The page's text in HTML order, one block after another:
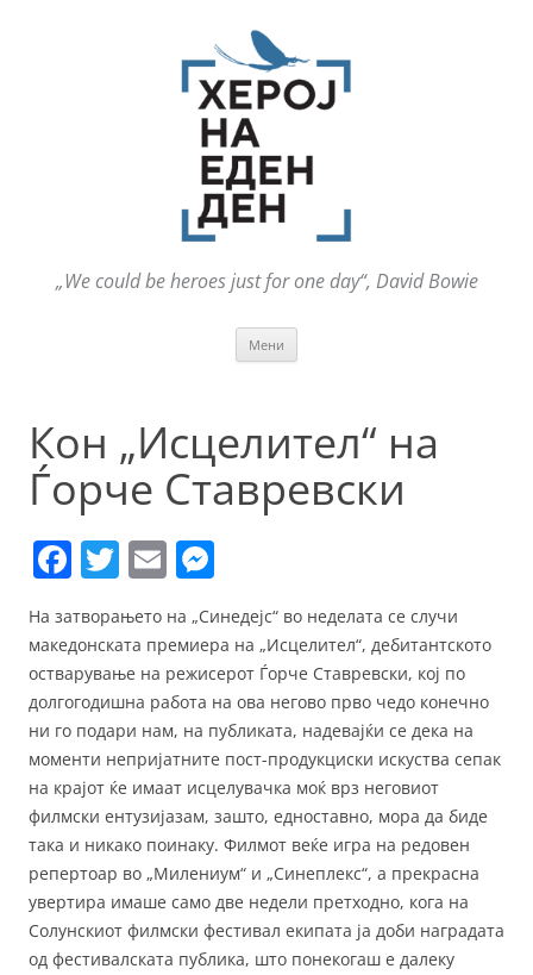
„We could be heroes just for one day“, David Bowie
Мени
Кон „Исцелител“ на
Ѓорче Ставревски
F
c
e
b
o
o
k
T
itt
er
E
ai
l
ss
e
n
g
er
На затворањето на „Синедејс“ во неделата се случи
македонската премиера на „Исцелител“, дебитантското
остварување на режисерот Ѓорче Ставревски, кој по
долгогодишна работа на ова негово прво чедо конечно
ни го подари нам, на публиката, надевајќи се дека на
моменти непријатните пост-продукциски искуства сепак
на крајот ќе имаат исцелувачка моќ врз неговиот
филмски ентузијазам, зашто, едноставно, мора да биде
така и никако поинаку. Филмот веќе игра на редовен
репертоар во „Милениум“ и „Синеплекс“, а прекрасна
увертира имаше само две недели претходно, кога на
Солунскиот филмски фестивал екипата ја доби наградата
од фестивалската публика, што понекогаш е далеку